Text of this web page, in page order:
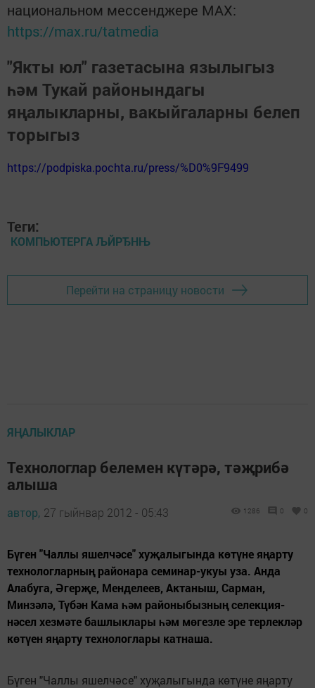
национальном мессенджере MАХ:
https://max.ru/tatmedia
"Якты юл" газетасына язылыгыз
һәм Тукай районындагы
яңалыкларны, вакыйгаларны белеп
торыгыз
https://podpiska.pochta.ru/press/%D0%9F9499
Теги:
КОМПЬЮТЕРГА ЉЙРЂНЊ
Перейти на страницу новости
ЯҢАЛЫКЛАР
Технологлар белемен күтәрә, тәҗрибә
алыша
автор, 27 гыйнвар 2012 - 05:43 1286 0 0
Бүген "Чаллы яшелчәсе" хуҗалыгында көтүне яңарту
технологларның районара семинар-укуы уза. Анда
Алабуга, Әгерҗе, Менделеев, Актаныш, Сарман,
Минзәлә, Түбән Кама һәм районыбызның селекция-
нәсел хезмәте башлыклары һәм мөгезле эре терлекләр
көтүен яңарту технологлары катнаша.
Бүген "Чаллы яшелчәсе" хуҗалыгында көтүне яңарту